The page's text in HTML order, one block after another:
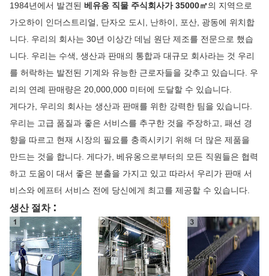
1984년에서 발견된 베유옹 직물 주식회사가 35000㎡의 지역으로
가오하이 인더스트리얼, 단자오 도시, 난하이, 포산, 광동에 위치합
니다. 우리의 회사는 30년 이상간 데님 원단 제조를 전문으로 했습
니다. 우리는 수색, 생산과 판매의 통합과 대규모 회사라는 것 우리
를 허락하는 발전된 기계와 유능한 근로자들을 갖추고 있습니다. 우
리의 연례 판매량은 20,000,000 미터에 도달할 수 있습니다.
게다가, 우리의 회사는 생산과 판매를 위한 강력한 팀을 있습니다.
우리는 고급 품질과 좋은 서비스를 추구한 것을 주장하고, 패션 경
향을 따르고 현재 시장의 필요를 충족시키기 위해 더 많은 제품을
만드는 것을 합니다. 게다가, 베유옹으로부터의 모든 직원들은 협력
하고 도움이 대서 좋은 분출을 가지고 있고 따라서 우리가 판매 서
비스와 에프터 서비스 전에 당신에게 최고를 제공할 수 있습니다.
생산 절차 :